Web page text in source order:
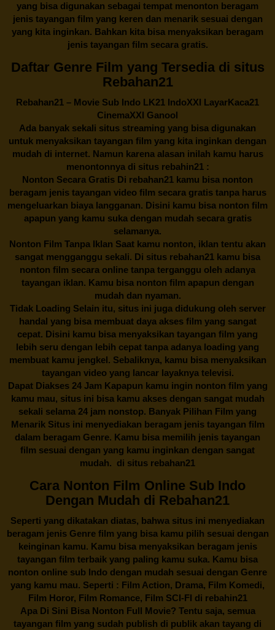
yang bisa digunakan sebagai tempat menonton beragam
jenis tayangan film yang keren dan menarik sesuai dengan
yang kita inginkan. Bahkan kita bisa menyaksikan beragam
jenis tayangan film secara gratis.
Daftar Genre Film yang Tersedia di situs
Rebahan21
Rebahan21 – Movie Sub Indo LK21 IndoXXI LayarKaca21
CinemaXXI Ganool
Ada banyak sekali situs streaming yang bisa digunakan
untuk menyaksikan tayangan film yang kita inginkan dengan
mudah di internet. Namun karena alasan inilah kamu harus
menontonnya di situs rebahin21 :
Nonton Secara Gratis Di rebahan21 kamu bisa nonton
beragam jenis tayangan video film secara gratis tanpa harus
mengeluarkan biaya langganan. Disini kamu bisa nonton film
apapun yang kamu suka dengan mudah secara gratis
selamanya.
Nonton Film Tanpa Iklan Saat kamu nonton, iklan tentu akan
sangat mengganggu sekali. Di situs rebahan21 kamu bisa
nonton film secara online tanpa terganggu oleh adanya
tayangan iklan. Kamu bisa nonton film apapun dengan
mudah dan nyaman.
Tidak Loading Selain itu, situs ini juga didukung oleh server
handal yang bisa membuat daya akses film yang sangat
cepat. Disini kamu bisa menyaksikan tayangan film yang
lebih seru dengan lebih cepat tanpa adanya loading yang
membuat kamu jengkel. Sebaliknya, kamu bisa menyaksikan
tayangan video yang lancar layaknya televisi.
Dapat Diakses 24 Jam Kapapun kamu ingin nonton film yang
kamu mau, situs ini bisa kamu akses dengan sangat mudah
sekali selama 24 jam nonstop. Banyak Pilihan Film yang
Menarik Situs ini menyediakan beragam jenis tayangan film
dalam beragam Genre. Kamu bisa memilih jenis tayangan
film sesuai dengan yang kamu inginkan dengan sangat
mudah. di situs rebahan21
Cara Nonton Film Online Sub Indo
Dengan Mudah di Rebahan21
Seperti yang dikatakan diatas, bahwa situs ini menyediakan
beragam jenis Genre film yang bisa kamu pilih sesuai dengan
keinginan kamu. Kamu bisa menyaksikan beragam jenis
tayangan film terbaik yang paling kamu suka. Kamu bisa
nonton online sub Indo dengan mudah sesuai dengan Genre
yang kamu mau. Seperti : Film Action, Drama, Film Komedi,
Film Horor, Film Romance, Film SCI-FI di rebahin21
Apa Di Sini Bisa Nonton Full Movie? Tentu saja, semua
tayangan film yang sudah publish di publik akan tayang di